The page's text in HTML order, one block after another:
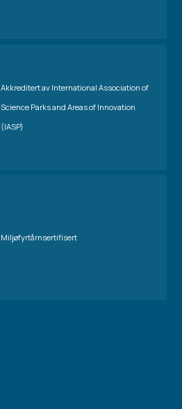
Akkreditert av International Association of
Science Parks and Areas of Innovation
(IASP)
Miljøfyrtårnsertifisert